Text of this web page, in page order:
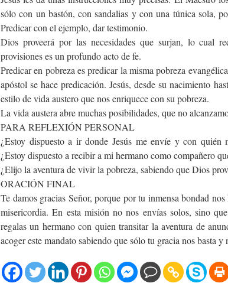
sólo con un bastón, con sandalias y con una túnica sola,
Predicar con el ejemplo, dar testimonio.
Dios proveerá por las necesidades que surjan, lo cual
provisiones es un profundo acto de fe.
Predicar en pobreza es predicar la misma pobreza
apóstol se hace predicación. Jesús, desde su nacimiento
estilo de vida austero que nos enriquece con su pobreza.
La vida austera abre muchas posibilidades, que no
PARA REFLEXIÓN PERSONAL
¿Estoy dispuesto a ir donde Jesús me envíe y con
¿Estoy dispuesto a recibir a mi hermano como compañero
¿Elijo la aventura de vivir la pobreza, sabiendo que Dios
ORACIÓN FINAL
Te damos gracias Señor, porque por tu inmensa bondad
misericordia. En esta misión no nos envías solos, sino
regalas un hermano con quien transitar la aventura de
acoger este mandato sabiendo que sólo tu gracia nos basta y